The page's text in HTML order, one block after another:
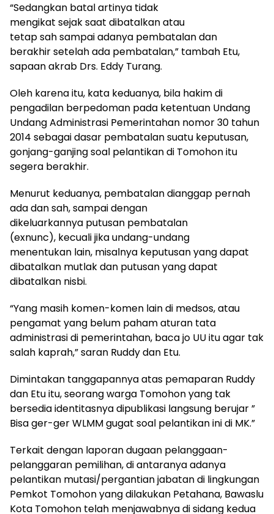
“Sedangkan batal artinya tidak
mengikat sejak saat dibatalkan atau
tetap sah sampai adanya pembatalan dan
berakhir setelah ada pembatalan,” tambah Etu,
sapaan akrab Drs. Eddy Turang.
Oleh karena itu, kata keduanya, bila hakim di
pengadilan berpedoman pada ketentuan Undang
Undang Administrasi Pemerintahan nomor 30 tahun
2014 sebagai dasar pembatalan suatu keputusan,
gonjang-ganjing soal pelantikan di Tomohon itu
segera berakhir.
Menurut keduanya, pembatalan dianggap pernah
ada dan sah, sampai dengan
dikeluarkannya putusan pembatalan
(exnunc), kecuali jika undang-undang
menentukan lain, misalnya keputusan yang dapat
dibatalkan mutlak dan putusan yang dapat
dibatalkan nisbi.
“Yang masih komen-komen lain di medsos, atau
pengamat yang belum paham aturan tata
administrasi di pemerintahan, baca jo UU itu agar tak
salah kaprah,” saran Ruddy dan Etu.
Dimintakan tanggapannya atas pemaparan Ruddy
dan Etu itu, seorang warga Tomohon yang tak
bersedia identitasnya dipublikasi langsung berujar ”
Bisa ger-ger WLMM gugat soal pelantikan ini di MK.”
Terkait dengan laporan dugaan pelanggaan-
pelanggaran pemilihan, di antaranya adanya
pelantikan mutasi/pergantian jabatan di lingkungan
Pemkot Tomohon yang dilakukan Petahana, Bawaslu
Kota Tomohon telah menjawabnya di sidang kedua